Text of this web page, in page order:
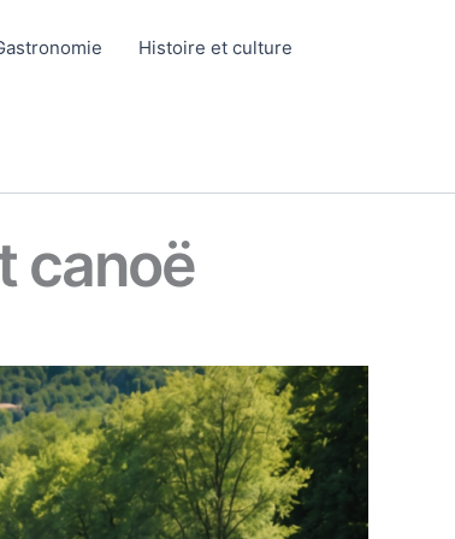
Histoire et culture
canoë